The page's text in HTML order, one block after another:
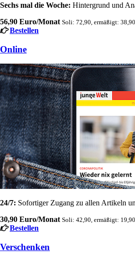
Sechs mal die Woche: Hintergrund und
56,90 Euro/Monat Soli: 72,90, ermäßigt: 38,90
Bestellen
Online
24/7: Sofortiger Zugang zu allen Artikeln
30,90 Euro/Monat Soli: 42,90, ermäßigt: 19,90
Bestellen
Verschenken